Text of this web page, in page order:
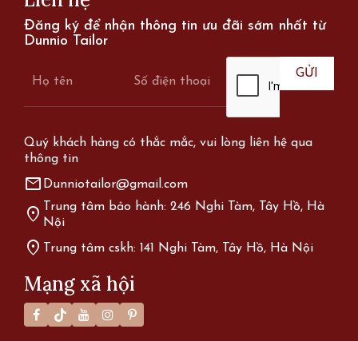
Đăng ký để nhận thông tin ưu đãi sớm nhất từ
Dunnio Tailor
Quý khách hàng có thắc mắc, vui lòng liên hệ qua
thông tin
mail Dunniotailor@gmail.com
location_on Trung tâm bảo hành: 246 Nghi Tàm, Tây Hồ, Hà
Nội
location_on Trung tâm cskh: 141 Nghi Tàm, Tây Hồ, Hà Nội
Mạng xã hội